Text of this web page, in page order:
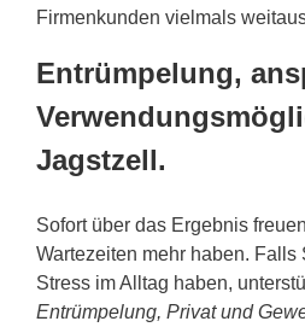
Firmenkunden vielmals
Entrümpelung,
Jagstzell.
Sofort über das Ergebnis
Wartezeiten mehr haben. Falls
Stress im Alltag haben,
Entrümpelung, Privat und